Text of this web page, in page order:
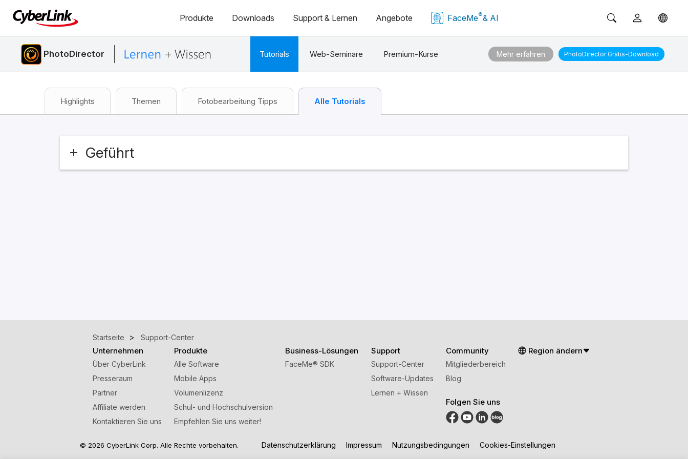
Produkte Downloads Support & Lernen Angebote FaceMe®& AI
PhotoDirector Tutorials Web-Seminare Premium-Kurse Mehr erfahren PhotoDirectorGratis-Download
Highlights Themen Fotobearbeitung Tipps Alle Tutorials
Geführt
Startseite Support-Center
Unternehmen
Über CyberLink
Presseraum
Partner
Affiliate werden
Kontaktieren Sie uns
Produkte
Alle Software
Mobile Apps
Volumenlizenz
Schul- und Hochschulversion
Empfehlen Sie uns weiter!
Business-Lösungen
FaceMe® SDK
Support
Support-Center
Software-Updates
Lernen + Wissen
Community
Mitgliederbereich
Blog
Folgen Sie uns
Region ändern
© 2026 CyberLink Corp. Alle Rechte vorbehalten. Datenschutzerklärung Impressum Nutzungsbedingungen Cookies-Einstellungen